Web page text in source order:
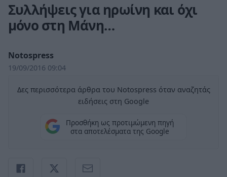
Συλλήψεις για ηρωίνη και όχι
μόνο στη Μάνη…
Notospress
19/09/2016 09:04
Δες περισσότερα άρθρα του Notospress όταν αναζητάς
ειδήσεις στη Google
Προσθήκη ως προτιμώμενη πηγή
στα αποτελέσματα της Google